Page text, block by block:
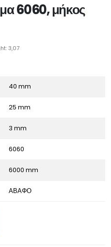
6060, μήκος
3,07
40 mm
25 mm
3 mm
6060
6000 mm
ΑΒΑΦΟ